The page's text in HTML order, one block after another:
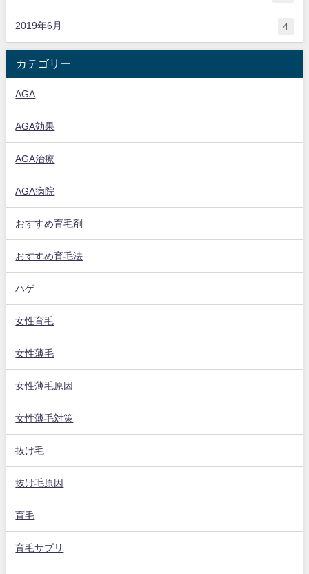
2019年6月 4
カテゴリー
AGA
AGA効果
AGA治療
AGA病院
おすすめ育毛剤
おすすめ育毛法
ハゲ
女性育毛
女性薄毛
女性薄毛原因
女性薄毛対策
抜け毛
抜け毛原因
育毛
育毛サプリ